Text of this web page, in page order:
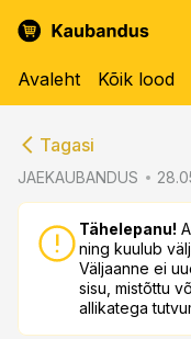
Avaleht Kõik lood
Tagasi
JAEKAUBANDUS
Tähelepanu!
ning kuulub
Väljaanne ei
sisu, mistõttu
allikatega